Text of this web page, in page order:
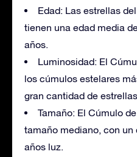
Edad: Las estrellas
tienen una edad media
años.
Luminosidad: El
los cúmulos estelares
gran cantidad de
Tamaño: El Cúmulo
tamaño mediano, con un
años luz.